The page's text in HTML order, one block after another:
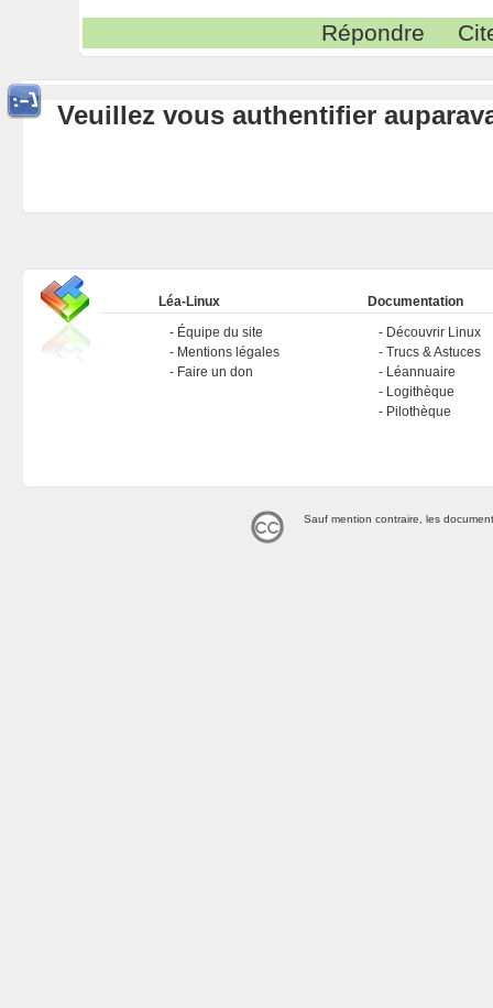
Répondre
Veuillez vous authentifier
Léa-Linux
Équipe du site
Mentions légales
Faire un don
Documentation
Découvrir Linux
Trucs & Astuces
Léannuaire
Logithèque
Pilothèque
Sauf mention contraire, les